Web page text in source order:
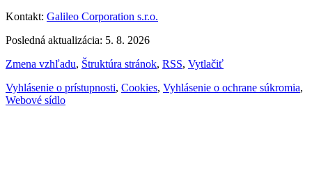
Kontakt: Galileo Corporation s.r.o.
Posledná aktualizácia: 5. 8. 2026
Zmena vzhľadu, Štruktúra stránok, RSS, Vytlačiť
Vyhlásenie o prístupnosti, Cookies, Vyhlásenie o ochrane súkromia,
Webové sídlo